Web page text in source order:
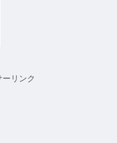
ーリンク